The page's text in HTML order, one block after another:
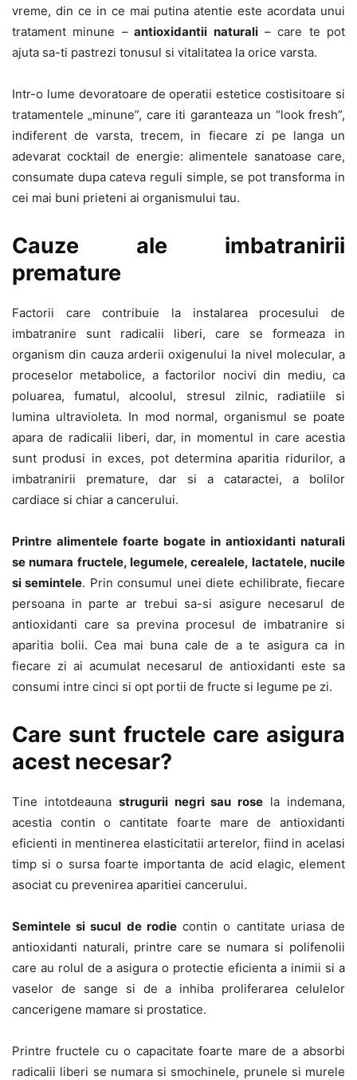
vreme, din ce in ce mai putina atentie este acordata unui
tratament minune –antioxidantii naturali– care te pot
ajuta sa-ti pastrezi tonusul si vitalitatea la orice varsta.
Intr-o lume devoratoare de operatii estetice costisitoare si
tratamentele „minune”, care iti garanteaza un “look fresh”,
indiferent de varsta, trecem, in fiecare zi pe langa un
adevarat cocktail de energie: alimentele sanatoase care,
consumate dupa cateva reguli simple, se pot transforma in
cei mai buni prieteni ai organismului tau.
Cauze ale imbatranirii
premature
Factorii care contribuie la instalarea procesului de
imbatranire sunt radicalii liberi, care se formeaza in
organism din cauza arderii oxigenului la nivel molecular, a
proceselor metabolice, a factorilor nocivi din mediu, ca
poluarea, fumatul, alcoolul, stresul zilnic, radiatiile si
lumina ultravioleta. In mod normal, organismul se poate
apara de radicalii liberi, dar, in momentul in care acestia
sunt produsi in exces, pot determina aparitia ridurilor, a
imbatranirii premature, dar si a cataractei, a bolilor
cardiace si chiar a cancerului.
Printre alimentele foarte bogate in antioxidanti naturali
se numara fructele, legumele, cerealele, lactatele, nucile
si semintele. Prin consumul unei diete echilibrate, fiecare
persoana in parte ar trebui sa-si asigure necesarul de
antioxidanti care sa previna procesul de imbatranire si
aparitia bolii. Cea mai buna cale de a te asigura ca in
fiecare zi ai acumulat necesarul de antioxidanti este sa
consumi intre cinci si opt portii de fructe si legume pe zi.
Care sunt fructele care asigura
acest necesar?
Tine intotdeauna strugurii negri sau rose la indemana,
acestia contin o cantitate foarte mare de antioxidanti
eficienti in mentinerea elasticitatii arterelor, fiind in acelasi
timp si o sursa foarte importanta de acid elagic, element
asociat cu prevenirea aparitiei cancerului.
Semintele si sucul de rodiecontin o cantitate uriasa de
antioxidanti naturali, printre care se numara si polifenolii
care au rolul de a asigura o protectie eficienta a inimii si a
vaselor de sange si de a inhiba proliferarea celulelor
cancerigene mamare si prostatice.
Printre fructele cu o capacitate foarte mare de a absorbi
radicalii liberi se numara si smochinele, prunele si murele